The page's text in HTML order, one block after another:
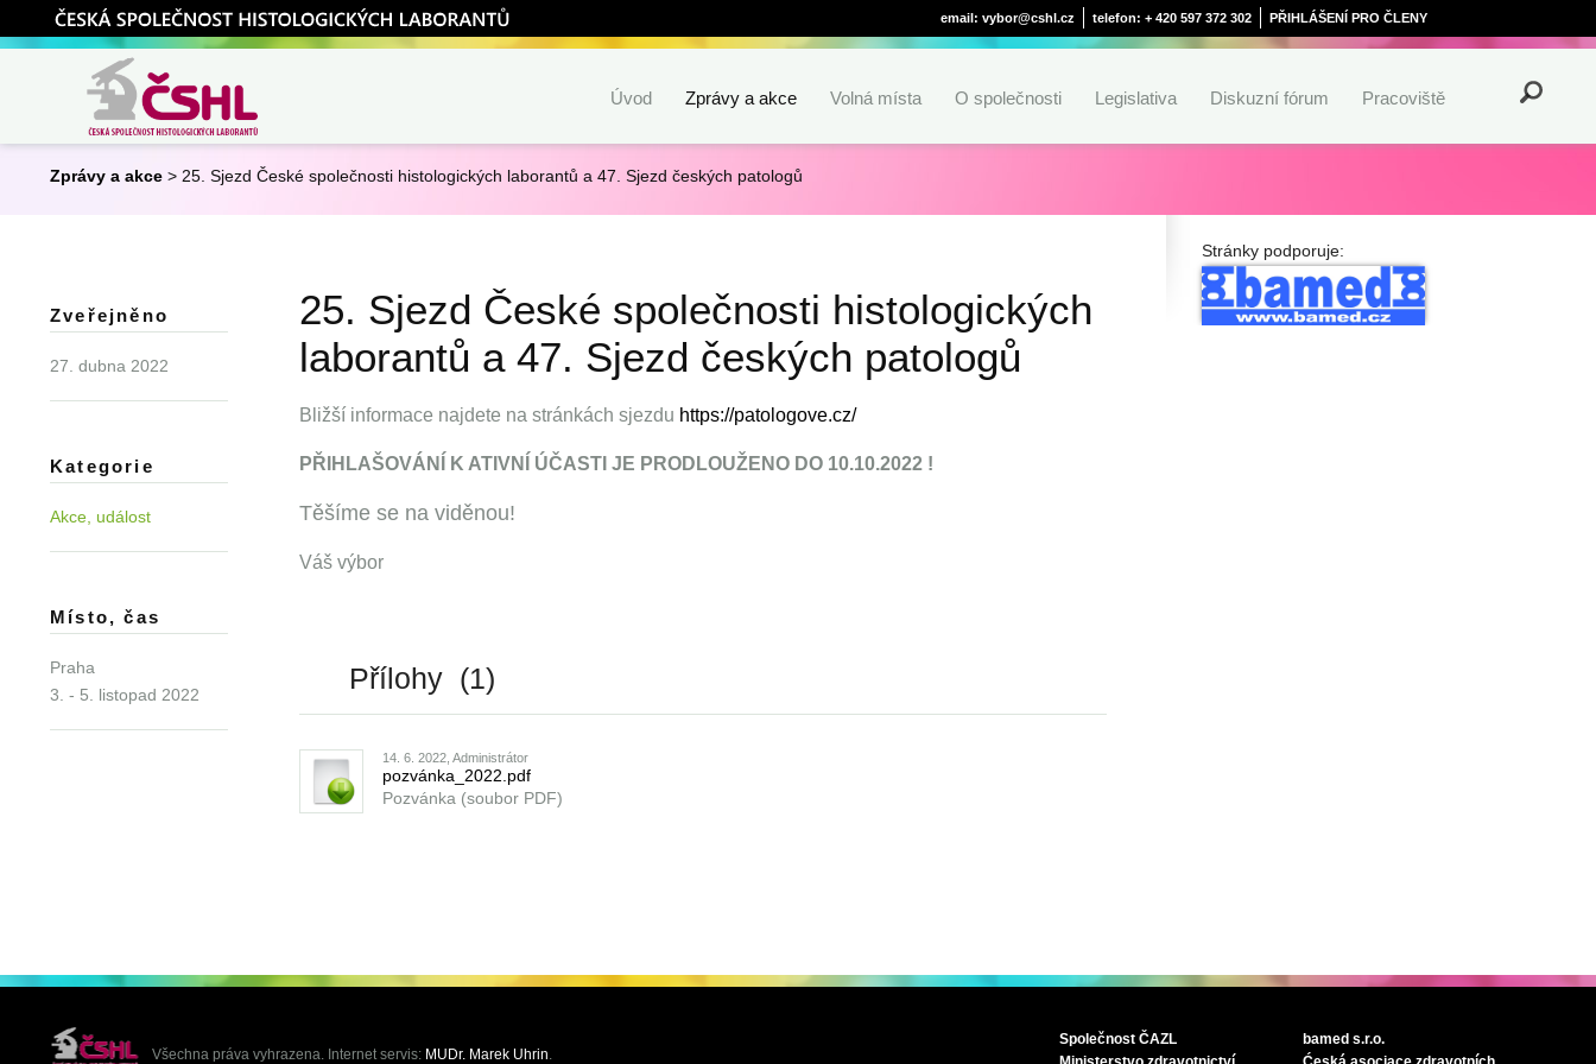
ČSHL
email: vybor@cshl.cz telefon: + 420 597 372 302 PŘIHLÁŠENÍ PRO ČLENY
Česká společnost
histologických
Úvod Zprávy a akce Volná místa O společnosti Legislativa Diskuzní fórum Pracoviště
Zprávy a akce > 25. Sjezd České společnosti histologických laborantů a 47. Sjezd českých patologů
Stránky podporuje:
Zveřejněno
27. dubna 2022
Kategorie
Akce, událost
Místo, čas
Praha
3. - 5. listopad 2022
25. Sjezd České společnosti histologických
laborantů a 47. Sjezd českých patologů
Bližší informace najdete na stránkách sjezdu https://patologove.cz/
PŘIHLAŠOVÁNÍ K ATIVNÍ ÚČASTI JE PRODLOUŽENO DO 10.10.2022 !
Těšíme se na viděnou!
Váš výbor
Přílohy (1)
14. 6. 2022, Administrátor
pozvánka_2022.pdf
Pozvánka (soubor PDF)
Všechna práva vyhrazena. Internet servis: MUDr. Marek Uhrin.
Společnost ČAZL
bamed s.r.o.